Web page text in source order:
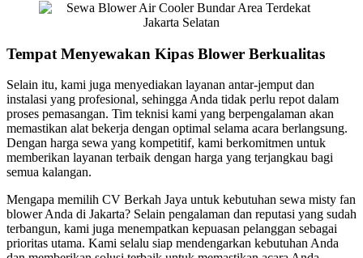
Tempat Menyewakan Kipas Blower Berkualitas
Selain itu, kami juga menyediakan layanan antar-jemput dan
instalasi yang profesional, sehingga Anda tidak perlu repot dalam
proses pemasangan. Tim teknisi kami yang berpengalaman akan
memastikan alat bekerja dengan optimal selama acara berlangsung.
Dengan harga sewa yang kompetitif, kami berkomitmen untuk
memberikan layanan terbaik dengan harga yang terjangkau bagi
semua kalangan.
Mengapa memilih CV Berkah Jaya untuk kebutuhan sewa misty fan
blower Anda di Jakarta? Selain pengalaman dan reputasi yang sudah
terbangun, kami juga menempatkan kepuasan pelanggan sebagai
prioritas utama. Kami selalu siap mendengarkan kebutuhan Anda